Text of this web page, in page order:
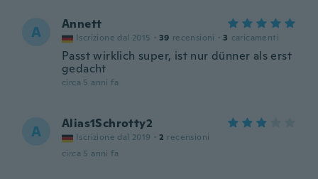
A Annett
Iscrizione dal 2015 · 39 recensioni · 3 caricamenti
Passt wirklich super, ist nur dünner als erst
gedacht
circa 5 anni fa
A Alias1Schrotty2
Iscrizione dal 2019 · 2 recensioni
circa 5 anni fa